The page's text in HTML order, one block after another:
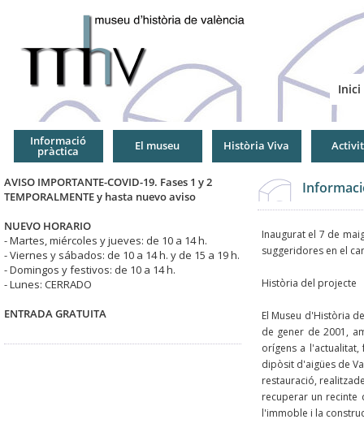
Inici
Informació
pràctica El museu Història Viva
AVISO IMPORTANTE-COVID-19. Fases 1 y 2
TEMPORALMENTE y hasta nuevo aviso
NUEVO HORARIO
- Martes, miércoles y jueves: de 10 a 14 h.
- Viernes y sábados: de 10 a 14 h. y de 15 a 19 h.
- Domingos y festivos: de 10 a 14 h.
- Lunes: CERRADO
ENTRADA GRATUITA
Inaugurat el 7 de
suggeridores en el
Història del projecte
El Museu d'Història
de gener de 2001,
orígens a l'actualitat,
dipòsit d'aigües de
restauració,
recuperar un recinte
l'immoble i la